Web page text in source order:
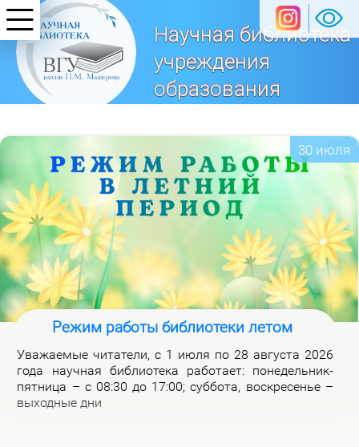
Научная библиотека
учреждения
образования
государственный университет
имени П. М. Машерова»
30 июля
Режим работы библиотеки летом
Ува­жа­е­мые чи­та­те­ли, с 1 июля по 28 ав­гу­ста 2026
го­да на­уч­ная биб­лио­те­ка ра­бо­та­ет: по­не­дель­ник-
пят­ни­ца – с 08:30 до 17:00; суб­бо­та, вос­кре­се­нье –
вы­ход­ные дни